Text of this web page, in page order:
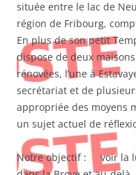
située entre le lac de
région de Fribourg,
En plus de son petit
dispose de deux
rénovées, l’une à
secrétariat et de
appropriée des moyens
un sujet actuel de
Notre objectif : voir la